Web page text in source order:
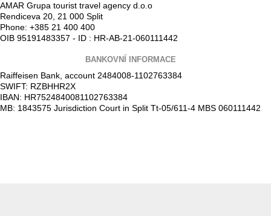
AMAR Grupa tourist travel agency d.o.o
Rendiceva 20, 21 000 Split
Phone: +385 21 400 400
OIB 95191483357 - ID : HR-AB-21-060111442
BANKOVNÍ INFORMACE
Raiffeisen Bank, account 2484008-1102763384
SWIFT: RZBHHR2X
IBAN: HR7524840081102763384
MB: 1843575 Jurisdiction Court in Split Tt-05/611-4 MBS 060111442